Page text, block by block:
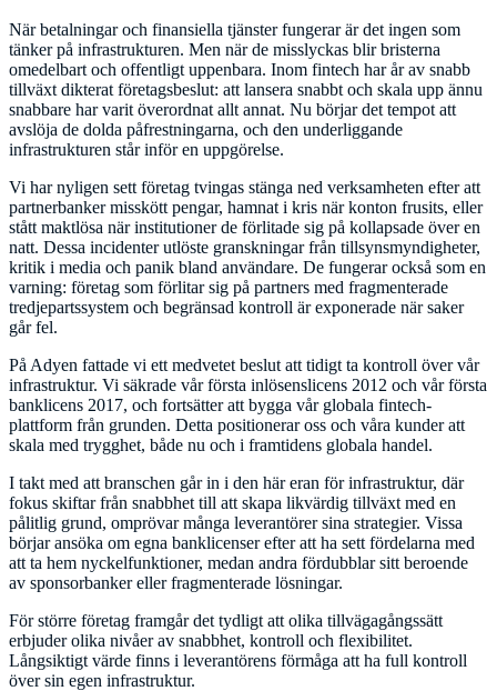
När betalningar och finansiella tjänster fungerar är det ingen som
tänker på infrastrukturen. Men när de misslyckas blir bristerna
omedelbart och offentligt uppenbara. Inom fintech har år av snabb
tillväxt dikterat företagsbeslut: att lansera snabbt och skala upp ännu
snabbare har varit överordnat allt annat. Nu börjar det tempot att
avslöja de dolda påfrestningarna, och den underliggande
infrastrukturen står inför en uppgörelse.
Vi har nyligen sett företag tvingas stänga ned verksamheten efter att
partnerbanker misskött pengar, hamnat i kris när konton frusits, eller
stått maktlösa när institutioner de förlitade sig på kollapsade över en
natt. Dessa incidenter utlöste granskningar från tillsynsmyndigheter,
kritik i media och panik bland användare. De fungerar också som en
varning: företag som förlitar sig på partners med fragmenterade
tredjepartssystem och begränsad kontroll är exponerade när saker
går fel.
På Adyen fattade vi ett medvetet beslut att tidigt ta kontroll över vår
infrastruktur. Vi säkrade vår första inlösenslicens 2012 och vår första
banklicens 2017, och fortsätter att bygga vår globala fintech-
plattform från grunden. Detta positionerar oss och våra kunder att
skala med trygghet, både nu och i framtidens globala handel.
I takt med att branschen går in i den här eran för infrastruktur, där
fokus skiftar från snabbhet till att skapa likvärdig tillväxt med en
pålitlig grund, omprövar många leverantörer sina strategier. Vissa
börjar ansöka om egna banklicenser efter att ha sett fördelarna med
att ta hem nyckelfunktioner, medan andra fördubblar sitt beroende
av sponsorbanker eller fragmenterade lösningar.
För större företag framgår det tydligt att olika tillvägagångssätt
erbjuder olika nivåer av snabbhet, kontroll och flexibilitet.
Långsiktigt värde finns i leverantörens förmåga att ha full kontroll
över sin egen infrastruktur.